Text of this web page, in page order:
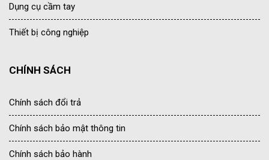
Dụng cụ cầm tay
Thiết bị công nghiệp
CHÍNH SÁCH
Chính sách đổi trả
Chính sách bảo mật thông tin
Chính sách bảo hành